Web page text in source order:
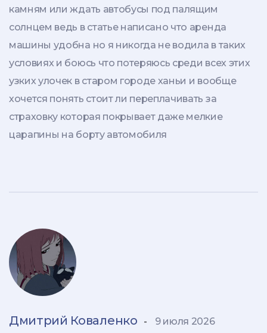
камням или ждать автобусы под палящим
солнцем ведь в статье написано что аренда
машины удобна но я никогда не водила в таких
условиях и боюсь что потеряюсь среди всех этих
узких улочек в старом городе ханьи и вообще
хочется понять стоит ли переплачивать за
страховку которая покрывает даже мелкие
царапины на борту автомобиля
Дмитрий Коваленко - 9 июля 2026